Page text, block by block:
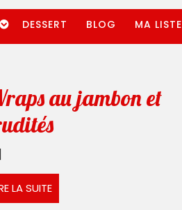
DESSERT BLOG MA LISTE
au jambon et
Wraps
jambon
et
LA SUITELIRE
LA